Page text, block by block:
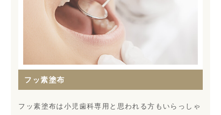
フッ素塗布
フッ素塗布は小児歯科専用と思われる方もいらっしゃ